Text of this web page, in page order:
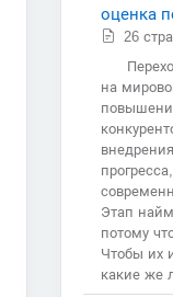
оценка
26
на
Этап
потому
Чтобы их
какие же